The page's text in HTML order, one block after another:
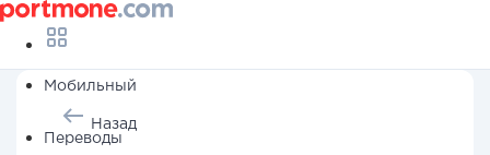
Мобильный
Переводы
Назад